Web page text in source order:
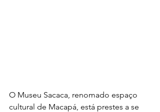
O Museu Sacaca, renomado espaço
cultural de Macapá, está prestes a se